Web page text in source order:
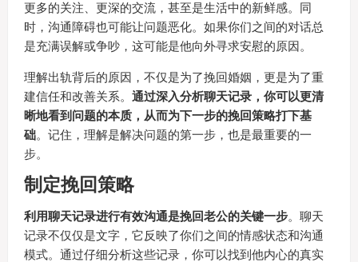
更多的关注、更深的交流，甚至是生活中的新鲜感。同
时，沟通障碍也可能让问题恶化。如果你们之间的对话总
是充满误解或争吵，这可能是他向外寻求安慰的原因。
理解出轨背后的原因，不仅是为了挽回婚姻，更是为了重
建信任和改善关系。 通过深入分析聊天记录，你可以更清
晰地看到问题的本质，从而为下一步的挽回策略打下基
础。记住，理解是解决问题的第一步，也是最重要的一
步。
制定挽回策略
利用聊天记录进行有效沟通是挽回老公的关键一步。聊天
记录不仅仅是文字，它反映了你们之间的情感状态和沟通
模式。通过仔细分析这些记录，你可以找到他内心的真实